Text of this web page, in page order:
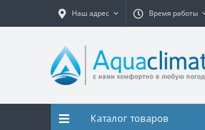
Наш адрес Время работы
Каталог товаров